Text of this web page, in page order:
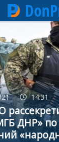
14:31
ДНР» по